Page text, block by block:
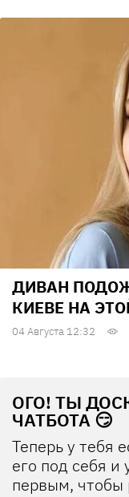
ДИВАН
КИЕВЕ НА
04 Августа 12:32
ОГО! ТЫ
ЧАТБОТА 😏
Теперь у тебя
его под себя
первым, чтобы